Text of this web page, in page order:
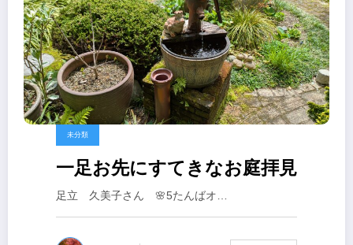
未分類
一足お先にすてきなお庭拝見
足立 久美子さん 🌸5たんばオ…